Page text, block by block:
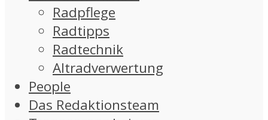
Radpflege
Radtipps
Radtechnik
Altradverwertung
People
Das Redaktionsteam